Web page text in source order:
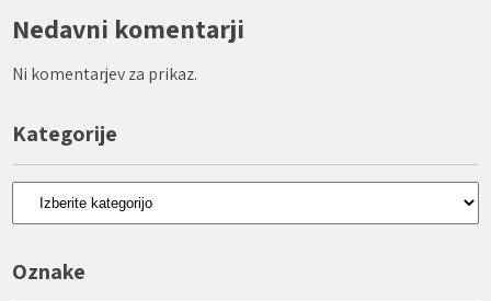
Nedavni komentarji
Ni komentarjev za prikaz.
Kategorije
Kategorije
Oznake